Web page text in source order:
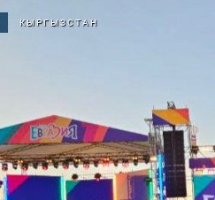
КЫРГЫЗСТАН